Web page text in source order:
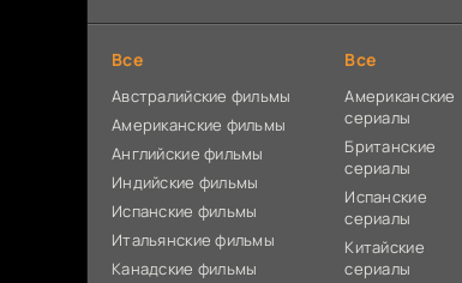
Все
Австралийские фильмы
Американские фильмы
Английские фильмы
Индийские фильмы
Испанские фильмы
Итальянские фильмы
Канадские фильмы
Все
Американские
сериалы
Британские
сериалы
Испанские
сериалы
Китайские
сериалы